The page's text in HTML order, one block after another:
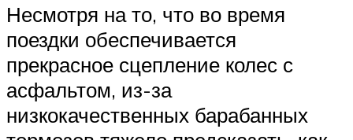
Несмотря на то, что во время
поездки обеспечивается
прекрасное сцепление колес с
асфальтом, из-за
низкокачественных барабанных